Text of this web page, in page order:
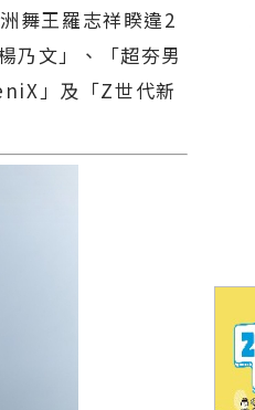
舞王羅志祥睽違2
乃文」、「超夯男
」及「Z世代新